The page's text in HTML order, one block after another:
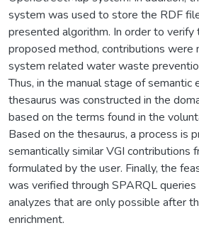
system was used to store the RDF
presented algorithm. In order to
proposed method, contributions were
system related water waste
Thus, in the manual stage of semantic
thesaurus was constructed in the
based on the terms found in the
Based on the thesaurus, a process is
semantically similar VGI contributions
formulated by the user. Finally, the
was verified through SPARQL
analyzes that are only possible after
enrichment.